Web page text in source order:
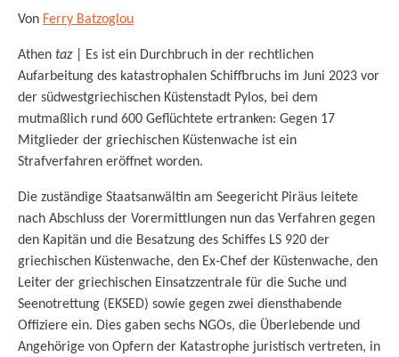
Von Ferry Batzoglou
Athen taz| Es ist ein Durchbruch in der rechtlichen
Aufarbeitung des katastrophalen Schiffbruchs im Juni 2023 vor
der südwestgriechischen Küstenstadt Pylos, bei dem
mutmaßlich rund 600 Geflüchtete ertranken: Gegen 17
Mitglieder der griechischen Küstenwache ist ein
Strafverfahren eröffnet worden.
Die zuständige Staatsanwältin am Seegericht Piräus leitete
nach Abschluss der Vorermittlungen nun das Verfahren gegen
den Kapitän und die Besatzung des Schiffes LS 920 der
griechischen Küstenwache, den Ex-Chef der Küstenwache, den
Leiter der griechischen Einsatzzentrale für die Suche und
Seenotrettung (EKSED) sowie gegen zwei diensthabende
Offiziere ein. Dies gaben sechs NGOs, die Überlebende und
Angehörige von Opfern der Katastrophe juristisch vertreten, in